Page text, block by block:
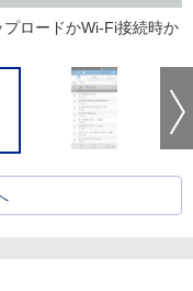
ロードかWi-Fi接続時か